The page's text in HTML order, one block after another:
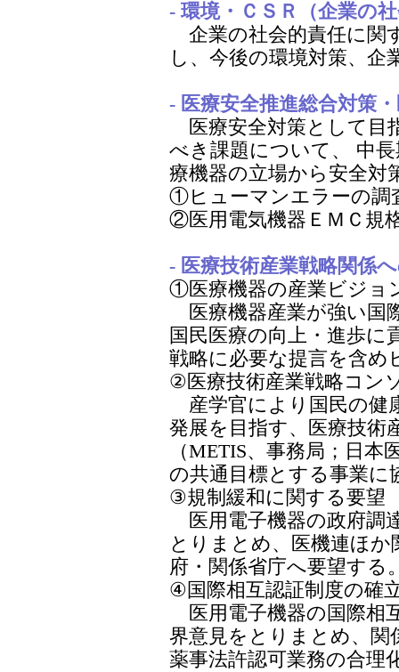
- 環境・ＣＳＲ（企業の
企業の社会的責任に関
し、今後の環境対策、企
- 医療安全推進総合対策
医療安全対策として目
べき課題について、 中
療機器の立場から安全対
①ヒューマンエラーの調
②医用電気機器ＥＭＣ規
- 医療技術産業戦略関係
①医療機器の産業ビジョ
医療機器産業が強い国
国民医療の向上・進歩に
戦略に必要な提言を含め
②医療技術産業戦略コン
産学官により国民の健
発展を目指す、医療技術
（METIS、事務局；日
の共通目標とする事業に
③規制緩和に関する要望
医用電子機器の政府調
とりまとめ、医機連ほか
府・関係省庁へ要望する
④国際相互認証制度の確
医用電子機器の国際相
界意見をとりまとめ、関
薬事法許認可業務の合理